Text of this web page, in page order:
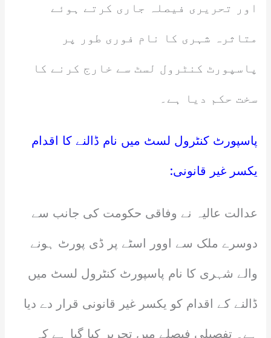
اور تحریری فیصلہ جاری کرتے ہوئے
متاثرہ شہری کا نام فوری طور پر
پاسپورٹ کنٹرول لسٹ سے خارج کرنے کا
سخت حکم دیا ہے۔
پاسپورٹ کنٹرول لسٹ میں نام ڈالنے کا اقدام
یکسر غیر قانونی:
عدالت عالیہ نے وفاقی حکومت کی جانب سے
دوسرے ملک سے اوور اسٹے پر ڈی پورٹ ہونے
والے شہری کا نام پاسپورٹ کنٹرول لسٹ میں
ڈالنے کے اقدام کو یکسر غیر قانونی قرار دے دیا
ہے۔ تفصیلی فیصلے میں تحریر کیا گیا ہے کہ